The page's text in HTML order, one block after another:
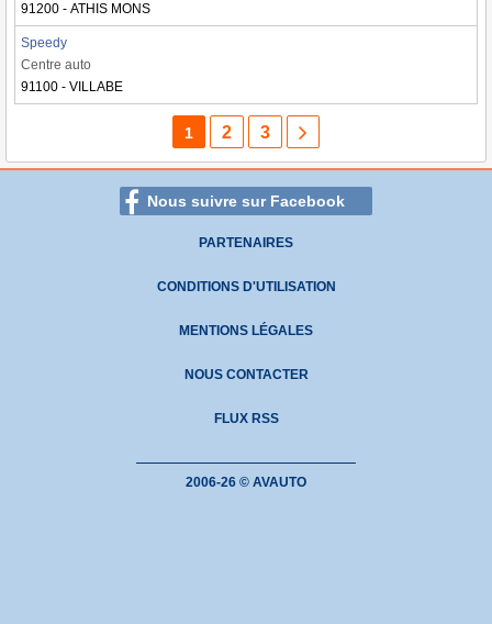
91200 - ATHIS MONS
Speedy
Centre auto
91100 - VILLABE
1 2 3
Nous suivre sur Facebook
PARTENAIRES
CONDITIONS D'UTILISATION
MENTIONS LÉGALES
NOUS CONTACTER
FLUX RSS
2006-26 © AVAUTO